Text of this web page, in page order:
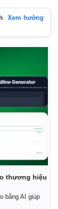
. Xem hướng
thương hiệu
bằng AI giúp